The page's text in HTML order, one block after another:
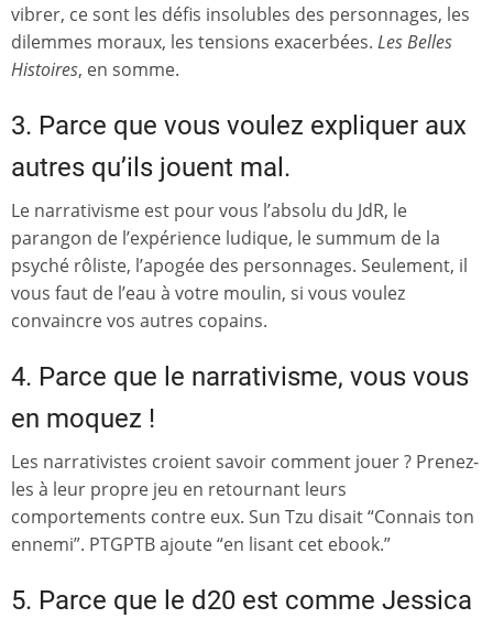
vibrer, ce sont les défis insolubles des personnages, les
dilemmes moraux, les tensions exacerbées. Les Belles
Histoires, en somme.
3. Parce que vous voulez expliquer aux
autres qu’ils jouent mal.
Le narrativisme est pour vous l’absolu du JdR, le
parangon de l’expérience ludique, le summum de la
psyché rôliste, l’apogée des personnages. Seulement, il
vous faut de l’eau à votre moulin, si vous voulez
convaincre vos autres copains.
4. Parce que le narrativisme, vous vous
en moquez !
Les narrativistes croient savoir comment jouer ? Prenez-
les à leur propre jeu en retournant leurs
comportements contre eux. Sun Tzu disait “Connais ton
ennemi”. PTGPTB ajoute “en lisant cet ebook.”
5. Parce que le d20 est comme Jessica